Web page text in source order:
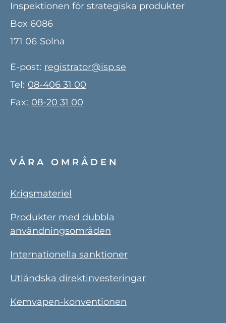
Inspektionen för strategiska produkter
Box 6086
171 06 Solna
E-post: registrator@isp.se
Tel: 08-406 31 00
Fax: 08-20 31 00
VÅRA OMRÅDEN
Krigsmateriel
Produkter med dubbla
användningsområden
Internationella sanktioner
Utländska direktinvesteringar
Kemvapen-konventionen